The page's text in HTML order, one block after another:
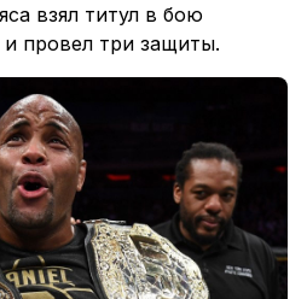
взял титул в бою
провел три защиты.